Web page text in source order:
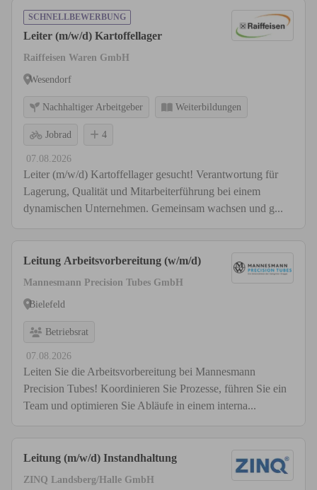
SCHNELLBEWERBUNG
Leiter (m/w/d) Kartoffellager
Raiffeisen Waren GmbH
Wesendorf
Nachhaltiger Arbeitgeber Weiterbildungen
Jobrad 4
07.08.2026
Leiter (m/w/d) Kartoffellager gesucht! Verantwortung für
Lagerung, Qualität und Mitarbeiterführung bei einem
dynamischen Unternehmen. Gemeinsam wachsen und g...
Leitung Arbeitsvorbereitung (w/m/d)
Mannesmann Precision Tubes GmbH
Bielefeld
Betriebsrat
07.08.2026
Leiten Sie die Arbeitsvorbereitung bei Mannesmann
Precision Tubes! Koordinieren Sie Prozesse, führen Sie ein
Team und optimieren Sie Abläufe in einem interna...
Leitung (m/w/d) Instandhaltung
ZINQ Landsberg/Halle GmbH